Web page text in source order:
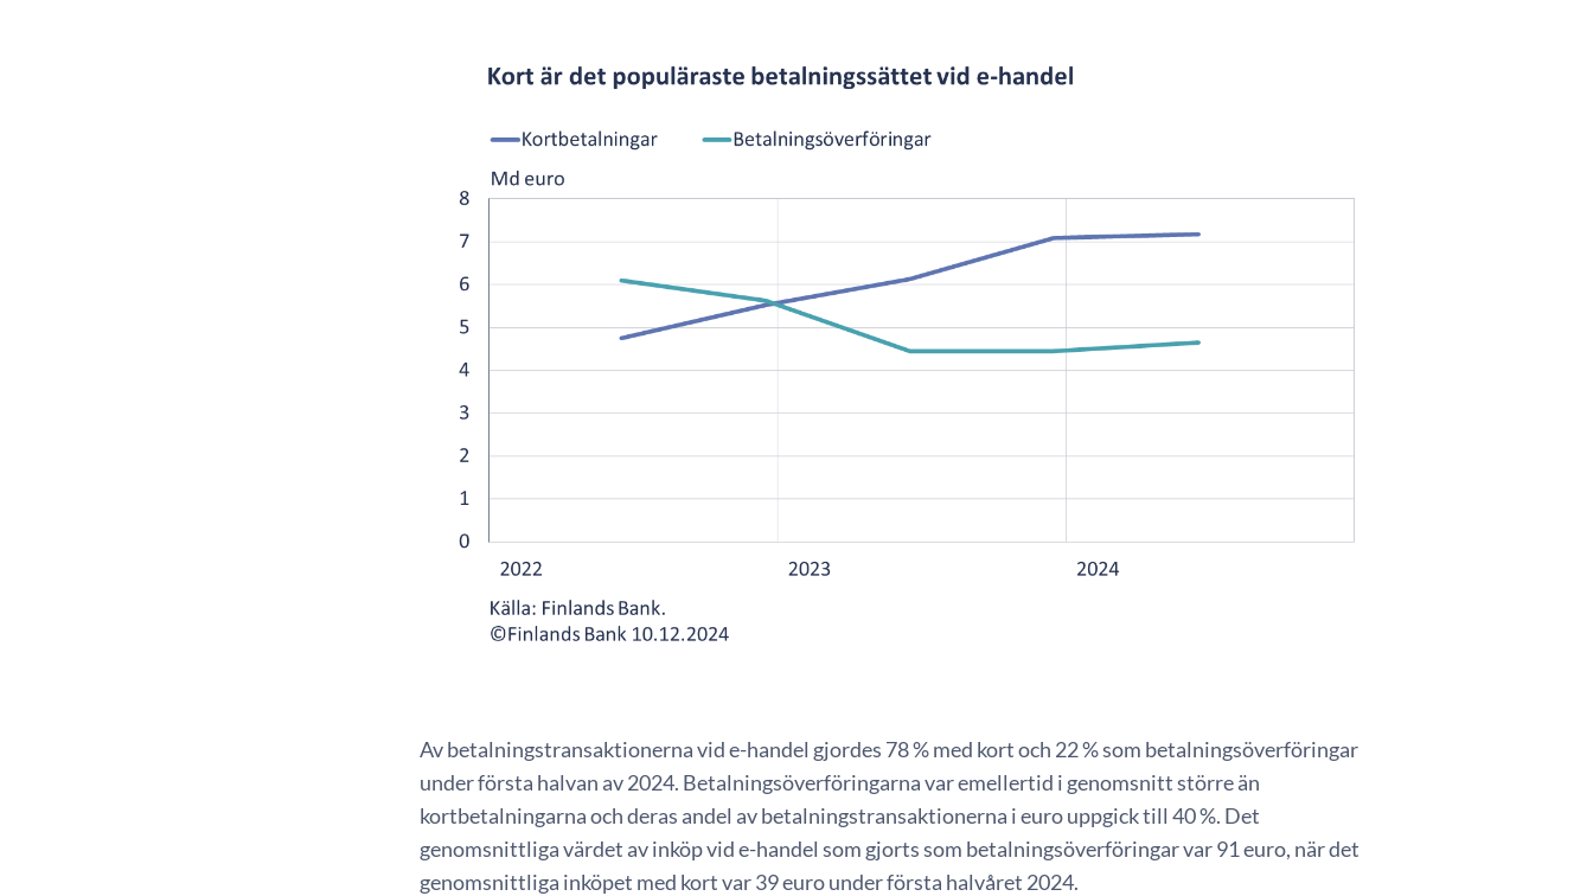
Av betalningstransaktionerna vid e-handel gjordes 78 % med kort och 22 % som betalningsöverföringar
under första halvan av 2024. Betalningsöverföringarna var emellertid i genomsnitt större än
kortbetalningarna och deras andel av betalningstransaktionerna i euro uppgick till 40 %. Det
genomsnittliga värdet av inköp vid e-handel som gjorts som betalningsöverföringar var 91 euro, när det
genomsnittliga inköpet med kort var 39 euro under första halvåret 2024.